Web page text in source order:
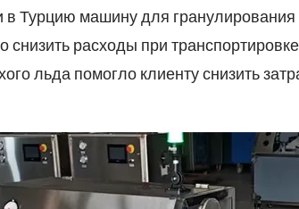
Турцию машину для
снизить расходы при
льда помогло клиенту снизить